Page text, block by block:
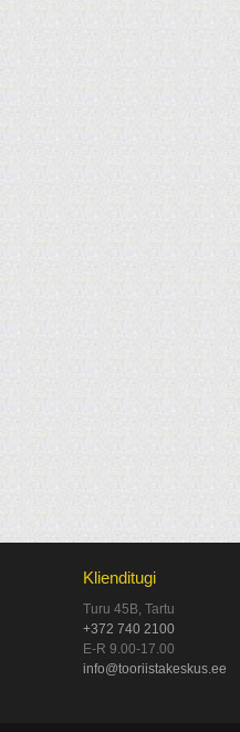
Klienditugi
Turu 45B, Tartu
+372 740 2100
E-R 9.00-17.00
info@tooriistakeskus.ee